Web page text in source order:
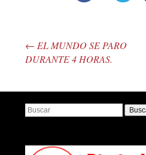
Post navigation
← EL MUNDO SE PARO
DURANTE 4 HORAS.
Buscar